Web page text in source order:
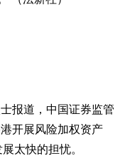
报道，中国证券监管
开展风险加权资产
太快的担忧。